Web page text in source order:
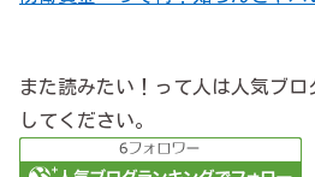
また読みたい！って人は人気ブ
してください。